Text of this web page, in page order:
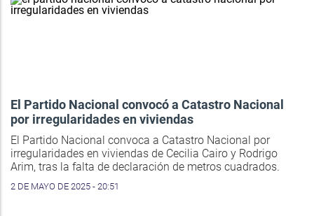
El Partido Nacional convocó a Catastro Nacional
por irregularidades en viviendas
El Partido Nacional convoca a Catastro Nacional por
irregularidades en viviendas de Cecilia Cairo y Rodrigo
Arim, tras la falta de declaración de metros cuadrados.
2 DE MAYO DE 2025 - 20:51